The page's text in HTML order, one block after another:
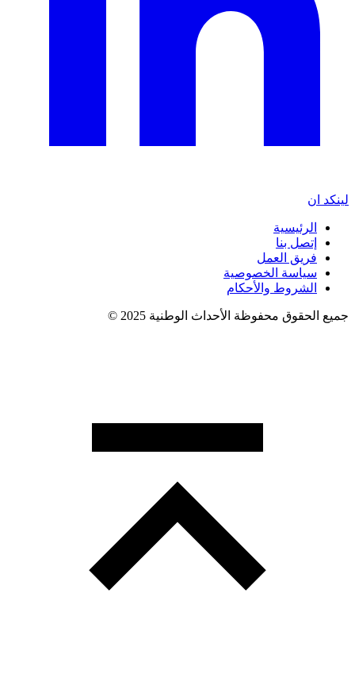
لينكد ان
الرئيسية
إتصل بنا
فريق العمل
سياسة الخصوصية
الشروط والأحكام
جميع الحقوق محفوظة الأحداث الوطنية 2025 ©